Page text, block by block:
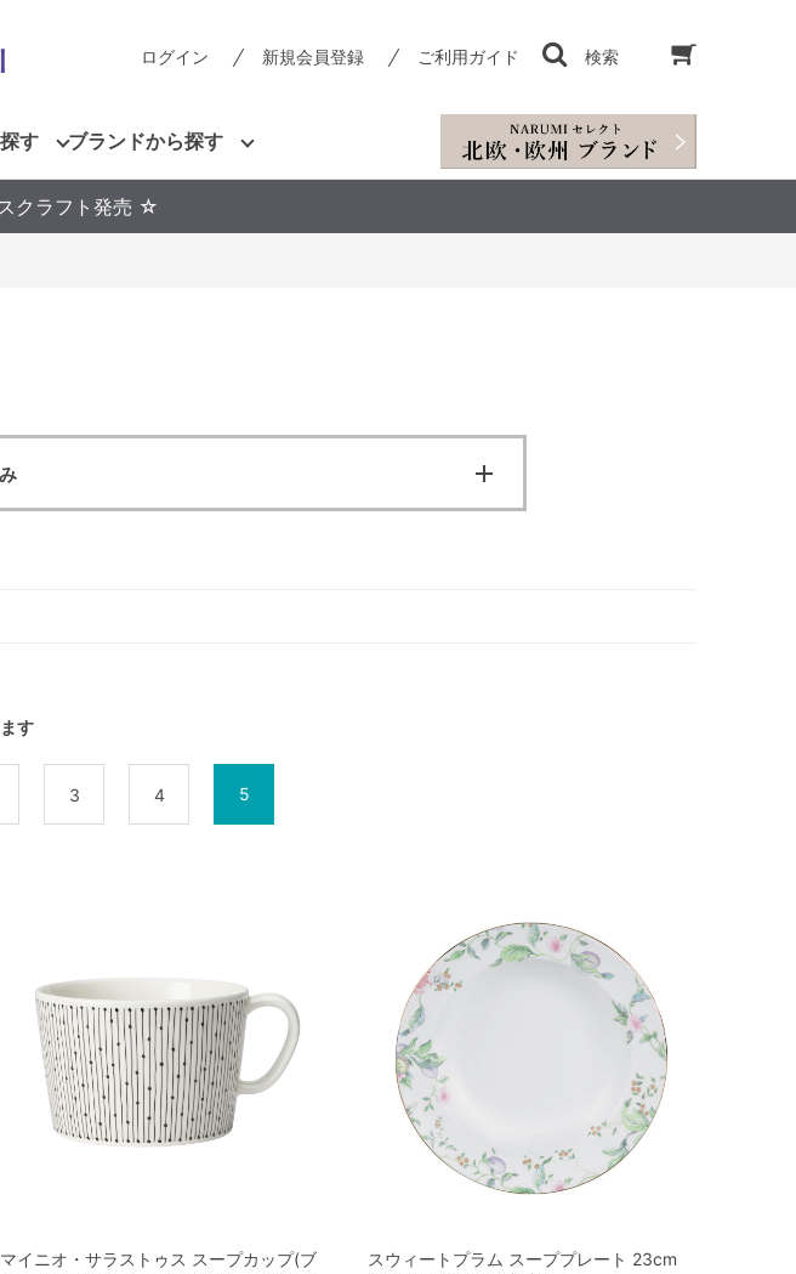
ログイン 新規会員登録 ご利用ガイド 検索
す ブランドから探す
クラフト発売 ☆
す
3 4 5
マイニオ・サラストゥス スープカップ(ブ
スウィートプラム スーププレート 23cm